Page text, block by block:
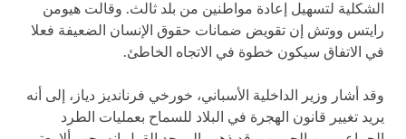
الشكلية لتسهيل إعادة مواطنين من بلد ثالث. وقالت هيومن
رايتس ووتش إن تقويض ضمانات حقوق الإنسان الضعيفة فعلا
في الاتفاق سيكون خطوة في الاتجاه الخاطئ.
وقد أشار وزير الداخلية الأسباني، خورخي فرنانديز دياز، إلى أنه
يريد تغيير قانون الهجرة في البلاد للسماح بعمليات الطرد